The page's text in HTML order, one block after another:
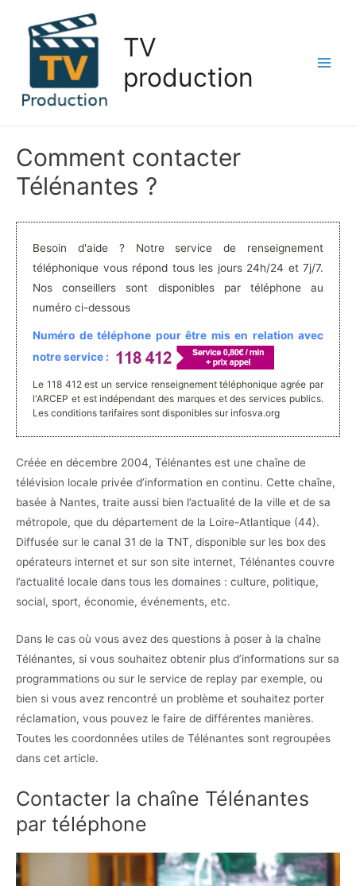
contenu
TV
production
Comment contacter
Télénantes ?
Besoin d'aide ? Notre service de renseignement
téléphonique vous répond tous les jours 24h/24 et 7j/7.
Nos conseillers sont disponibles par téléphone au
numéro ci-dessous
Numéro de téléphone pour être mis en relation avec
notre service :
Le 118 412 est un service renseignement téléphonique agrée par
l'ARCEP et est indépendant des marques et des services publics.
Les conditions tarifaires sont disponibles sur infosva.org
Créée en décembre 2004, Télénantes est une chaîne de
télévision locale privée d’information en continu. Cette chaîne,
basée à Nantes, traite aussi bien l’actualité de la ville et de sa
métropole, que du département de la Loire-Atlantique (44).
Diffusée sur le canal 31 de la TNT, disponible sur les box des
opérateurs internet et sur son site internet, Télénantes couvre
l’actualité locale dans tous les domaines : culture, politique,
social, sport, économie, événements, etc.
Dans le cas où vous avez des questions à poser à la chaîne
Télénantes, si vous souhaitez obtenir plus d’informations sur sa
programmations ou sur le service de replay par exemple, ou
bien si vous avez rencontré un problème et souhaitez porter
réclamation, vous pouvez le faire de différentes manières.
Toutes les coordonnées utiles de Télénantes sont regroupées
dans cet article.
Contacter la chaîne Télénantes
par téléphone